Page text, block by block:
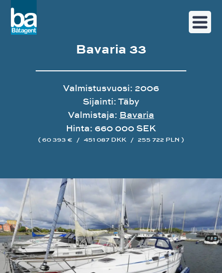
Bavaria 33
Valmistusvuosi: 2006
Sijainti: Täby
Valmistaja: Bavaria
Hinta: 660 000 SEK
( 60 393 € / 451 087 DKK / 255 722 PLN )